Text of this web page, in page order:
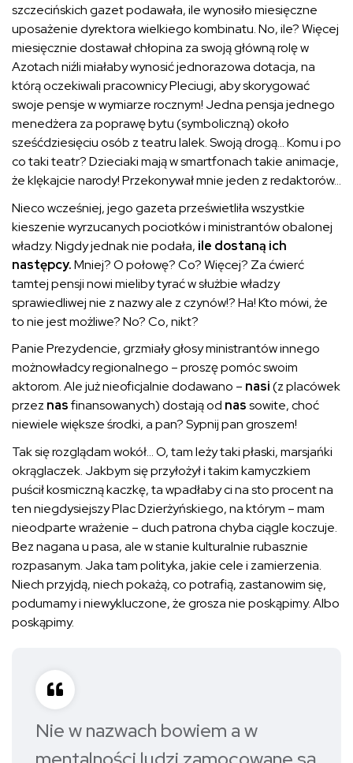
szczecińskich gazet podawała, ile wynosiło miesięczne
uposażenie dyrektora wielkiego kombinatu. No, ile? Więcej
miesięcznie dostawał chłopina za swoją główną rolę w
Azotach niźli miałaby wynosić jednorazowa dotacja, na
którą oczekiwali pracownicy Pleciugi, aby skorygować
swoje pensje w wymiarze rocznym! Jedna pensja jednego
menedżera za poprawę bytu (symboliczną) około
sześćdziesięciu osób z teatru lalek. Swoją drogą… Komu i po
co taki teatr? Dzieciaki mają w smartfonach takie animacje,
że klękajcie narody! Przekonywał mnie jeden z redaktorów…
Nieco wcześniej, jego gazeta prześwietliła wszystkie
kieszenie wyrzucanych pociotków i ministrantów obalonej
władzy. Nigdy jednak nie podała, ile dostaną ich
następcy.Mniej? O połowę? Co? Więcej? Za ćwierć
tamtej pensji nowi mieliby tyrać w służbie władzy
sprawiedliwej nie z nazwy ale z czynów!? Ha! Kto mówi, że
to nie jest możliwe? No? Co, nikt?
Panie Prezydencie, grzmiały głosy ministrantów innego
możnowładcy regionalnego – proszę pomóc swoim
aktorom. Ale już nieoficjalnie dodawano – nasi(z placówek
przez nasfinansowanych) dostają od nassowite, choć
niewiele większe środki, a pan? Sypnij pan groszem!
Tak się rozglądam wokół… O, tam leży taki płaski, marsjańki
okrąglaczek. Jakbym się przyłożył i takim kamyczkiem
puścił kosmiczną kaczkę, ta wpadłaby ci na sto procent na
ten niegdysiejszy Plac Dzierżyńskiego, na którym – mam
nieodparte wrażenie – duch patrona chyba ciągle koczuje.
Bez nagana u pasa, ale w stanie kulturalnie rubasznie
rozpasanym. Jaka tam polityka, jakie cele i zamierzenia.
Niech przyjdą, niech pokażą, co potrafią, zastanowim się,
podumamy i niewykluczone, że grosza nie poskąpimy. Albo
poskąpimy.
Nie w nazwach bowiem a w